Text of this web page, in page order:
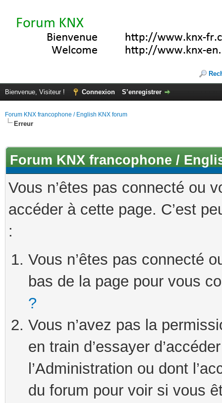
Bienvenue, Visiteur ! Connexion S’enregistrer
Forum KNX francophone / English KNX forum
Erreur
Forum KNX francophone /
Vous n’êtes pas connecté ou
accéder à cette page. C’est
:
Vous n’êtes pas connecté
bas de la page pour vous
?
Vous n’avez pas la
en train d’essayer
l’Administration ou dont
du forum pour voir si vous